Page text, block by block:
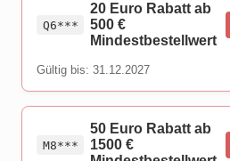
Q6***
20 Euro Rabatt ab
500 €
Mindestbestellwert
Gültig bis: 31.12.2027
M8***
50 Euro Rabatt ab
1500 €